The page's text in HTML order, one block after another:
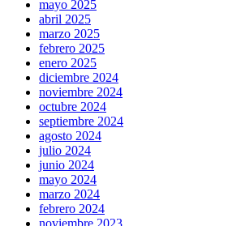
mayo 2025
abril 2025
marzo 2025
febrero 2025
enero 2025
diciembre 2024
noviembre 2024
octubre 2024
septiembre 2024
agosto 2024
julio 2024
junio 2024
mayo 2024
marzo 2024
febrero 2024
noviembre 2023